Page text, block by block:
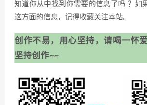
知道你从中找到你需要的信息了吗 ？如
这方面的信息，记得收藏关注本站。
创作不易，用心坚持，请喝一怀
坚持创作~~